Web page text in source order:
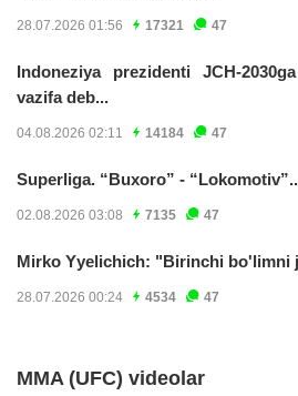
28.07.2026 01:56 17321 47
Indoneziya prezidenti JCH-
vazifa deb...
04.08.2026 02:11 14184 47
Superliga. “Buxoro” -
02.08.2026 03:08 7135 47
Mirko Yyelichich: "Birinchi bo'limni
28.07.2026 00:24 4534 47
MMA (UFC) videolar